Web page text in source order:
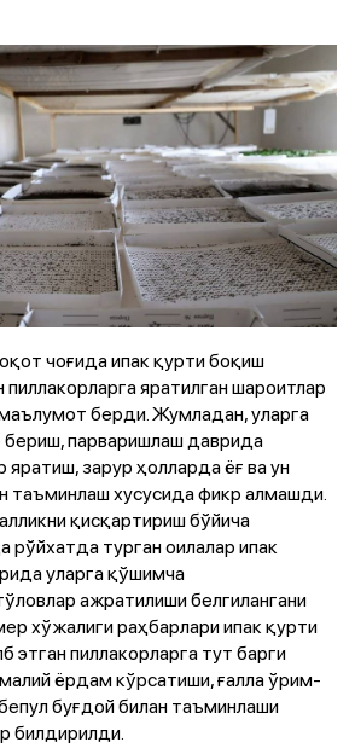
чоғида ипак қурти боқиш
пиллакорларга яратилган шароитлар
берди. Жумладан, уларга
бериш, парваришлаш даврида
зарур ҳолларда ёғ ва ун
таъминлаш хусусида фикр алмашди.
қисқартириш бўйича
турган оилалар ипак
уларга қўшимча
ажратилиши белгилангани
хўжалиги раҳбарлари ипак қурти
этган пиллакорларга тут барги
ёрдам кўрсатиши, ғалла ўрим-
буғдой билан таъминлаши
билдирилди.